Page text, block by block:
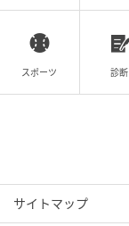
スポーツ 診断
サイトマップ